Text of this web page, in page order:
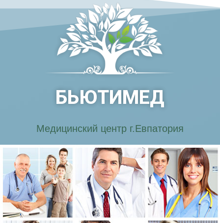
БЬЮТИМЕД
Медицинский центр г.Евпатория